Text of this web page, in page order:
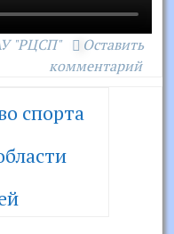
"РЦСП"
Оставить
комментарий
спорта